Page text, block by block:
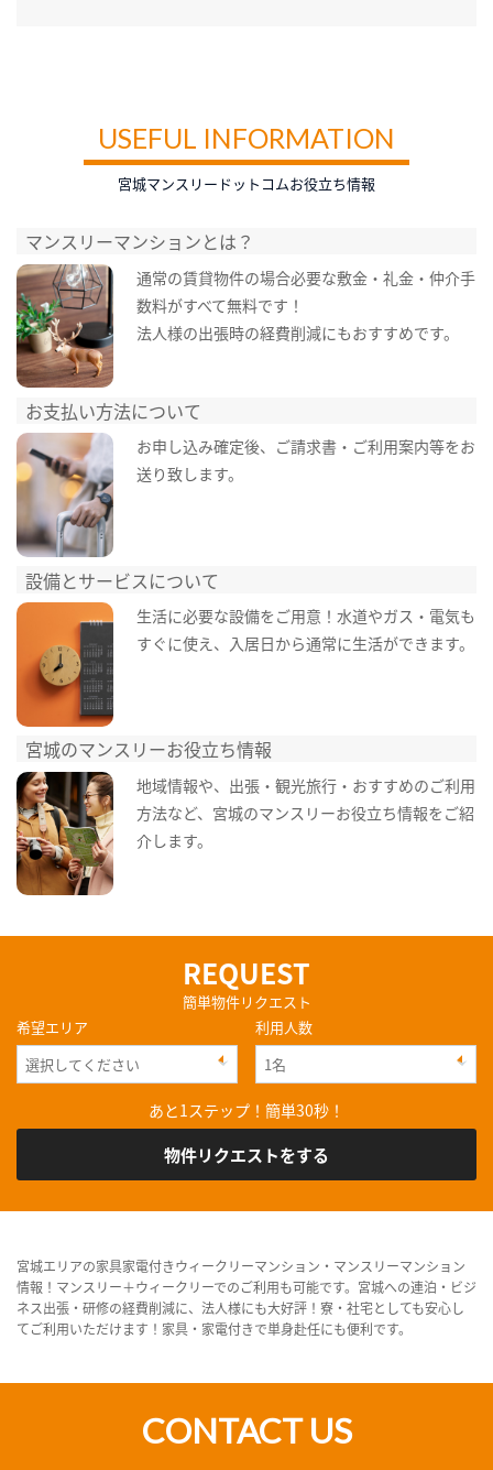
USEFUL INFORMATION
宮城マンスリードットコムお役立ち情報
マンスリーマンションとは？
通常の賃貸物件の場合必要な敷金・礼金・仲介手
数料がすべて無料です！
法人様の出張時の経費削減にもおすすめです。
お支払い方法について
お申し込み確定後、ご請求書・ご利用案内等をお
送り致します。
設備とサービスについて
生活に必要な設備をご用意！水道やガス・電気も
すぐに使え、入居日から通常に生活ができます。
宮城のマンスリーお役立ち情報
地域情報や、出張・観光旅行・おすすめのご利用
方法など、宮城のマンスリーお役立ち情報をご紹
介します。
REQUEST
簡単物件リクエスト
希望エリア
利用人数
あと1ステップ！簡単30秒！
物件リクエストをする
宮城エリアの家具家電付きウィークリーマンション・マンスリーマンション
情報！マンスリー＋ウィークリーでのご利用も可能です。宮城への連泊・ビジ
ネス出張・研修の経費削減に、法人様にも大好評！寮・社宅としても安心し
てご利用いただけます！家具・家電付きで単身赴任にも便利です。
CONTACT US